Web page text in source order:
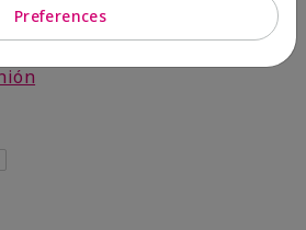
Preferences